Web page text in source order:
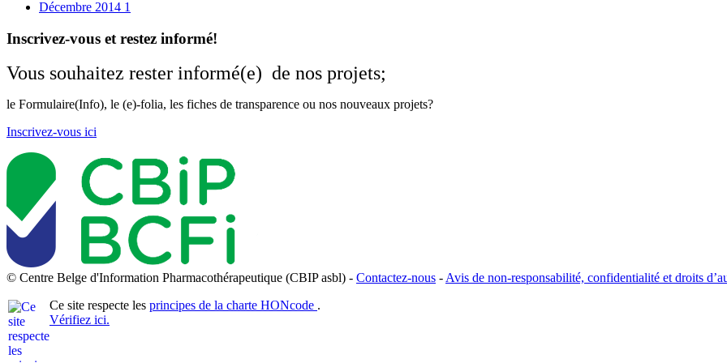
Décembre 2014 1
Inscrivez-vous et restez informé!
Vous souhaitez rester informé(e) de nos projets;
le Formulaire(Info), le (e)-folia, les fiches de transparence ou nos nouveaux projets?
Inscrivez-vous ici
© Centre Belge d'Information Pharmacothérapeutique (CBIP asbl) - Contactez-nous -Avis de non-responsabilité, confidentialité et droits
Ce site respecte les principes de la charte HONcode .
Vérifiez ici.